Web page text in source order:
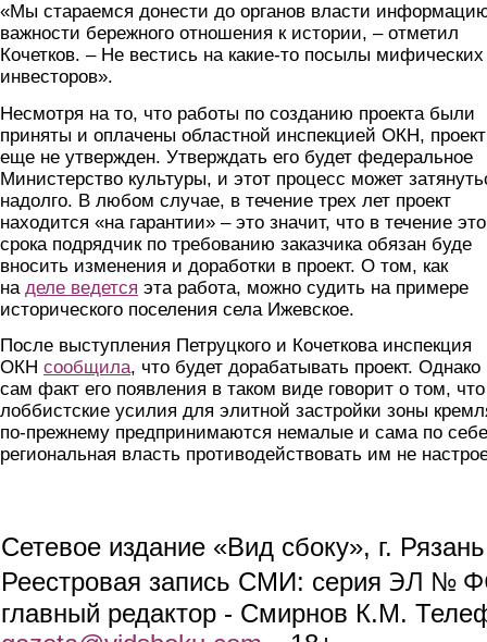
«Мы стараемся донести до органов власти
важности бережного отношения к истории, – отметил
Кочетков. – Не вестись на какие-то посылы мифических
инвесторов».
Несмотря на то, что работы по созданию проекта были
приняты и оплачены областной инспекцией ОКН, проект
еще не утвержден. Утверждать его будет федеральное
Министерство культуры, и этот процесс может
надолго. В любом случае, в течение трех лет проект
находится «на гарантии» – это значит, что в течение
срока подрядчик по требованию заказчика обязан буде
вносить изменения и доработки в проект. О том, как
на деле ведется эта работа, можно судить на примере
исторического поселения села Ижевское.
После выступления Петруцкого и Кочеткова инспекция
ОКН сообщила, что будет дорабатывать проект. Однако
сам факт его появления в таком виде говорит о том, что
лоббистские усилия для элитной застройки зоны
по-прежнему предпринимаются немалые и сама по себе
региональная власть противодействовать им не
Сетевое издание «Вид сбоку», г.
Реестровая запись СМИ: серия ЭЛ №
главный редактор - Смирнов К.М.
(link sends e-mail)